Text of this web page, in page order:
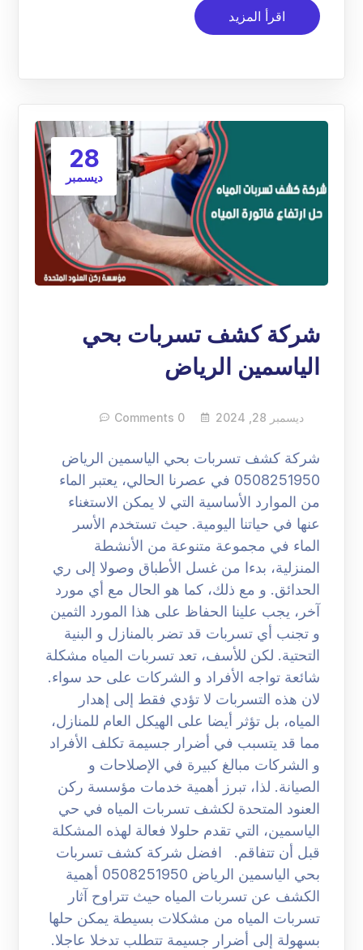
اقرأ المزيد
28
ديسمبر
شركة كشف تسربات بحي
الياسمين الرياض
ديسمبر 28, 2024 0 Comments
شركة كشف تسربات بحي الياسمين الرياض
0508251950 في عصرنا الحالي، يعتبر الماء
من الموارد الأساسية التي لا يمكن الاستغناء
عنها في حياتنا اليومية. حيث تستخدم الأسر
الماء في مجموعة متنوعة من الأنشطة
المنزلية، بدءا من غسل الأطباق وصولا إلى ري
الحدائق. و مع ذلك، كما هو الحال مع أي مورد
آخر، يجب علينا الحفاظ على هذا المورد الثمين
و تجنب أي تسربات قد تضر بالمنازل و البنية
التحتية. لكن للأسف، تعد تسربات المياه مشكلة
شائعة تواجه الأفراد و الشركات على حد سواء.
لان هذه التسربات لا تؤدي فقط إلى إهدار
المياه، بل تؤثر أيضا على الهيكل العام للمنازل،
مما قد يتسبب في أضرار جسيمة تكلف الأفراد
و الشركات مبالغ كبيرة في الإصلاحات و
الصيانة. لذا، تبرز أهمية خدمات مؤسسة ركن
العنود المتحدة لكشف تسربات المياه في حي
الياسمين، التي تقدم حلولا فعالة لهذه المشكلة
قبل أن تتفاقم. افضل شركة كشف تسربات
بحي الياسمين الرياض 0508251950 أهمية
الكشف عن تسربات المياه حيث تتراوح آثار
تسربات المياه من مشكلات بسيطة يمكن حلها
بسهولة إلى أضرار جسيمة تتطلب تدخلا عاجلا.